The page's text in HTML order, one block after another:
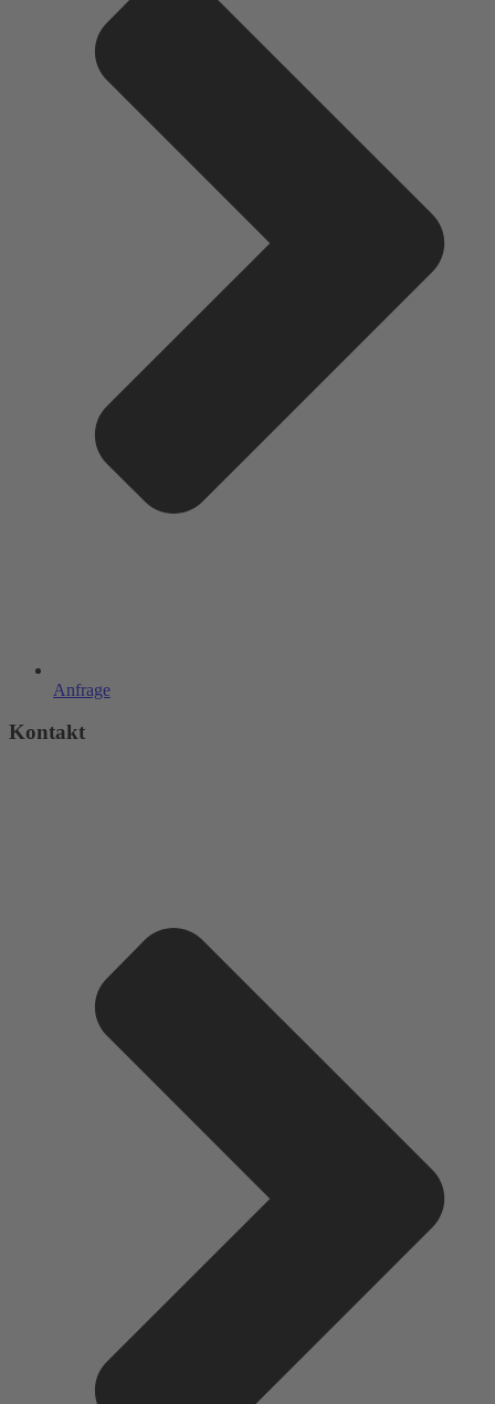
Anfrage
Kontakt